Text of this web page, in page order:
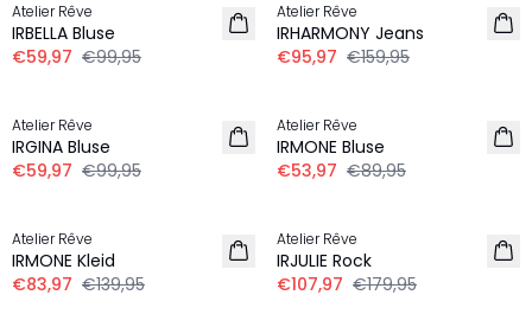
Atelier Rêve
IRBELLA Bluse
€59,97 €99,95
Atelier Rêve
IRHARMONY Jeans
€95,97 €159,95
Atelier Rêve
IRGINA Bluse
€59,97 €99,95
Atelier Rêve
IRMONE Bluse
€53,97 €89,95
Atelier Rêve
IRMONE Kleid
€83,97 €139,95
Atelier Rêve
IRJULIE Rock
€107,97 €179,95